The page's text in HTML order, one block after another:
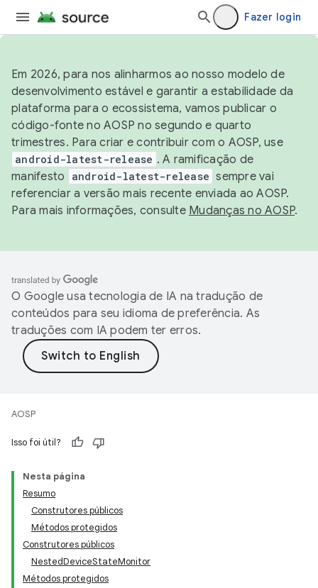
Fazer login
Em 2026, para nos alinharmos ao nosso modelo de
desenvolvimento estável e garantir a estabilidade da
plataforma para o ecossistema, vamos publicar o
código-fonte no AOSP no segundo e quarto
trimestres. Para criar e contribuir com o AOSP, use
android-latest-release . A ramificação de
manifesto
android-latest-release sempre vai
referenciar a versão mais recente enviada ao AOSP.
Para mais informações, consulte Mudanças no AOSP.
O Google usa tecnologia de IA na tradução de
conteúdos para seu idioma de preferência. As
traduções com IA podem ter erros.
AOSP
Isso foi útil?
Nesta página
Resumo
Construtores públicos
Métodos protegidos
Construtores públicos
NestedDeviceStateMonitor
Métodos protegidos